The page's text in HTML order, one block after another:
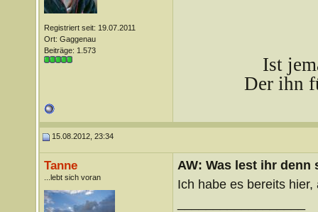
Registriert seit: 19.07.2011
Ort: Gaggenau
Beiträge: 1.573
Ist
Der ihn
15.08.2012, 23:34
Tanne
...lebt sich voran
AW: Was lest ihr denn
Ich habe es bereits